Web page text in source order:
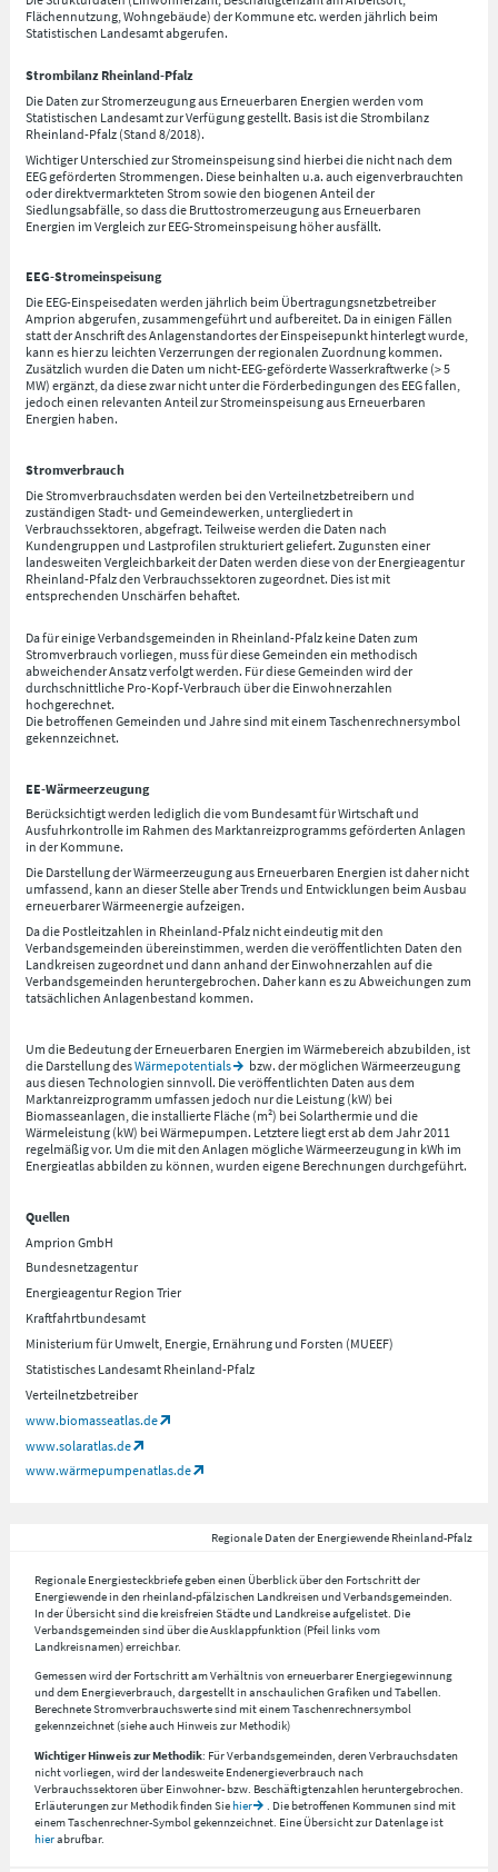
Flächennutzung, Wohngebäude) der Kommune etc. werden jährlich beim
Statistischen Landesamt abgerufen.
Strombilanz Rheinland-Pfalz
Die Daten zur Stromerzeugung aus Erneuerbaren Energien werden vom
Statistischen Landesamt zur Verfügung gestellt. Basis ist die Strombilanz
Rheinland-Pfalz (Stand 8/2018).
Wichtiger Unterschied zur Stromeinspeisung sind hierbei die nicht nach dem
EEG geförderten Strommengen. Diese beinhalten u.a. auch eigenverbrauchten
oder direktvermarkteten Strom sowie den biogenen Anteil der
Siedlungsabfälle, so dass die Bruttostromerzeugung aus Erneuerbaren
Energien im Vergleich zur EEG-Stromeinspeisung höher ausfällt.
EEG-Stromeinspeisung
Die EEG-Einspeisedaten werden jährlich beim Übertragungsnetzbetreiber
Amprion abgerufen, zusammengeführt und aufbereitet. Da in einigen Fällen
statt der Anschrift des Anlagenstandortes der Einspeisepunkt hinterlegt wurde,
kann es hier zu leichten Verzerrungen der regionalen Zuordnung kommen.
Zusätzlich wurden die Daten um nicht-EEG-geförderte Wasserkraftwerke (> 5
MW) ergänzt, da diese zwar nicht unter die Förderbedingungen des EEG fallen,
jedoch einen relevanten Anteil zur Stromeinspeisung aus Erneuerbaren
Energien haben.
Stromverbrauch
Die Stromverbrauchsdaten werden bei den Verteilnetzbetreibern und
zuständigen Stadt- und Gemeindewerken, untergliedert in
Verbrauchssektoren, abgefragt. Teilweise werden die Daten nach
Kundengruppen und Lastprofilen strukturiert geliefert. Zugunsten einer
landesweiten Vergleichbarkeit der Daten werden diese von der Energieagentur
Rheinland-Pfalz den Verbrauchssektoren zugeordnet. Dies ist mit
entsprechenden Unschärfen behaftet.
Da für einige Verbandsgemeinden in Rheinland-Pfalz keine Daten zum
Stromverbrauch vorliegen, muss für diese Gemeinden ein methodisch
abweichender Ansatz verfolgt werden. Für diese Gemeinden wird der
durchschnittliche Pro-Kopf-Verbrauch über die Einwohnerzahlen
hochgerechnet.
Die betroffenen Gemeinden und Jahre sind mit einem Taschenrechnersymbol
gekennzeichnet.
EE-Wärmeerzeugung
Berücksichtigt werden lediglich die vom Bundesamt für Wirtschaft und
Ausfuhrkontrolle im Rahmen des Marktanreizprogramms geförderten Anlagen
in der Kommune.
Die Darstellung der Wärmeerzeugung aus Erneuerbaren Energien ist daher nicht
umfassend, kann an dieser Stelle aber Trends und Entwicklungen beim Ausbau
erneuerbarer Wärmeenergie aufzeigen.
Da die Postleitzahlen in Rheinland-Pfalz nicht eindeutig mit den
Verbandsgemeinden übereinstimmen, werden die veröffentlichten Daten den
Landkreisen zugeordnet und dann anhand der Einwohnerzahlen auf die
Verbandsgemeinden heruntergebrochen. Daher kann es zu Abweichungen zum
tatsächlichen Anlagenbestand kommen.
Um die Bedeutung der Erneuerbaren Energien im Wärmebereich abzubilden, ist
die Darstellung desWärmepotentials
bzw. der möglichen Wärmeerzeugung
aus diesen Technologien sinnvoll. Die veröffentlichten Daten aus dem
Marktanreizprogramm umfassen jedoch nur die Leistung (kW) bei
Biomasseanlagen, die installierte Fläche (m²) bei Solarthermie und die
Wärmeleistung (kW) bei Wärmepumpen. Letztere liegt erst ab dem Jahr 2011
regelmäßig vor. Um die mit den Anlagen mögliche Wärmeerzeugung in kWh im
Energieatlas abbilden zu können, wurden eigene Berechnungen durchgeführt.
Quellen
Amprion GmbH
Bundesnetzagentur
Energieagentur Region Trier
Kraftfahrtbundesamt
Ministerium für Umwelt, Energie, Ernährung und Forsten (MUEEF)
Statistisches Landesamt Rheinland-Pfalz
Verteilnetzbetreiber
www.biomasseatlas.de
www.solaratlas.de
www.wärmepumpenatlas.de
Regionale Daten der Energiewende Rheinland-Pfalz
Regionale Energiesteckbriefe geben einen Überblick über den Fortschritt der
Energiewende in den rheinland-pfälzischen Landkreisen und Verbandsgemeinden.
In der Übersicht sind die kreisfreien Städte und Landkreise aufgelistet. Die
Verbandsgemeinden sind über die Ausklappfunktion (Pfeil links vom
Landkreisnamen) erreichbar.
Gemessen wird der Fortschritt am Verhältnis von erneuerbarer Energiegewinnung
und dem Energieverbrauch, dargestellt in anschaulichen Grafiken und Tabellen.
Berechnete Stromverbrauchswerte sind mit einem Taschenrechnersymbol
gekennzeichnet (siehe auch Hinweis zur Methodik)
Wichtiger Hinweis zur Methodik: Für Verbandsgemeinden, deren Verbrauchsdaten
nicht vorliegen, wird der landesweite Endenergieverbrauch nach
Verbrauchssektoren über Einwohner- bzw. Beschäftigtenzahlen heruntergebrochen.
Erläuterungen zur Methodik finden Siehier
. Die betroffenen Kommunen sind mit
einem Taschenrechner-Symbol gekennzeichnet. Eine Übersicht zur Datenlage ist
hierabrufbar.